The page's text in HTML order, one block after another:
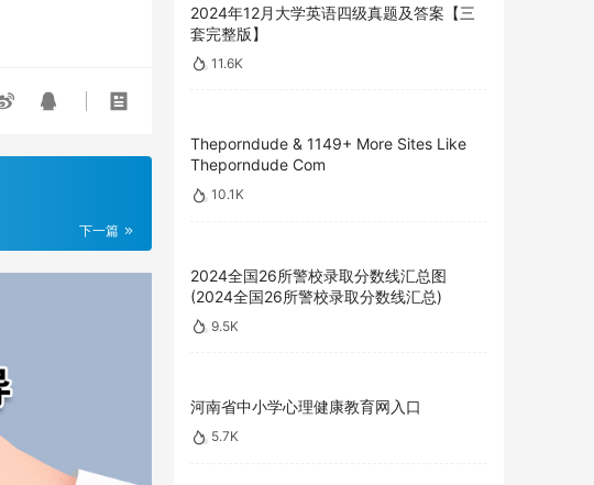
下一篇
2024年12月大学英语四级真题及答案【三
套完整版】
11.6K
Theporndude & 1149+ More Sites Like
Theporndude Com
10.1K
2024全国26所警校录取分数线汇总图
(2024全国26所警校录取分数线汇总)
9.5K
河南省中小学心理健康教育网入口
5.7K